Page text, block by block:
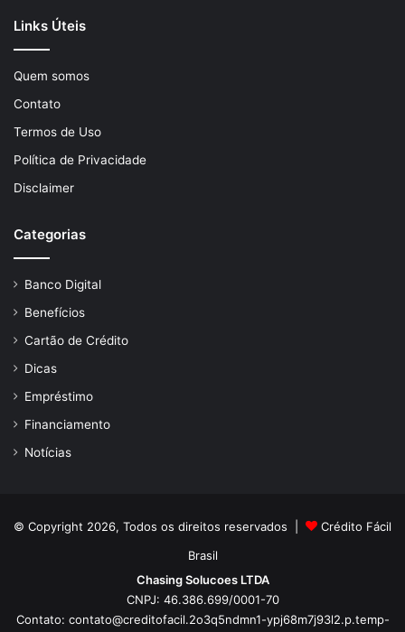
Links Úteis
Quem somos
Contato
Termos de Uso
Política de Privacidade
Disclaimer
Categorias
Banco Digital
Benefícios
Cartão de Crédito
Dicas
Empréstimo
Financiamento
Notícias
© Copyright 2026, Todos os direitos reservados |
Crédito Fácil
Brasil
Chasing Solucoes LTDA
CNPJ: 46.386.699/0001-70
Contato: contato@creditofacil.2o3q5ndmn1-ypj68m7j93l2.p.temp-